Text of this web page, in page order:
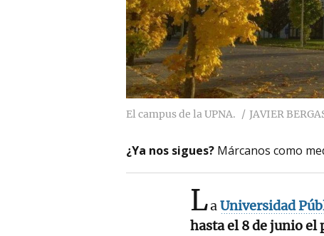
El campus de la UPNA. JAVIER
¿Ya nos sigues? Márcanos como
LaUniversidad
hasta el 8 de junio